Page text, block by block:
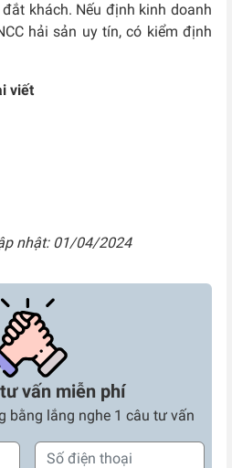
khách. Nếu định kinh doanh
hải sản uy tín, có kiểm định
viết
nhật: 01/04/2024
vấn miễn phí
bằng lắng nghe 1 câu tư vấn